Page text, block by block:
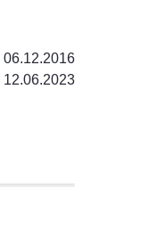
06.12.2016
12.06.2023